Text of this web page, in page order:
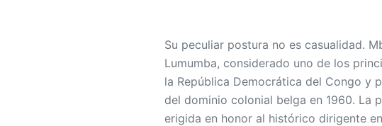
Su peculiar postura no es casualidad.
Lumumba, considerado uno de los
la República Democrática del Congo y
del dominio colonial belga en 1960. La
erigida en honor al histórico dirigente